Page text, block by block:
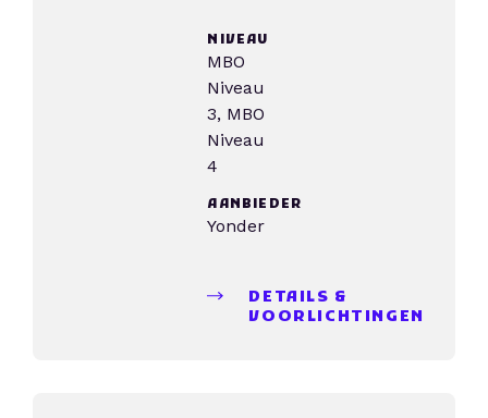
NIVEAU
MBO
Niveau
3, MBO
Niveau
4
AANBIEDER
Yonder
DETAILS &
VOORLICHTINGEN